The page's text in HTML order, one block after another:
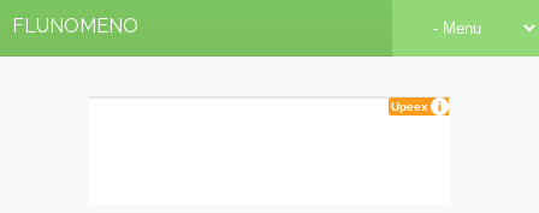
FLUNOMENO